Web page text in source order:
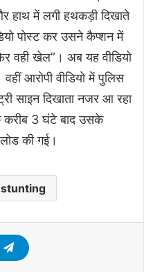
हाथ में लगी हथकड़ी दिखाते
पोस्ट कर उसने कैप्शन में
वही खेल”। अब यह वीडियो
आरोपी वीडियो में पुलिस
साइन दिखाता नजर आ रहा
करीब 3 घंटे बाद उसके
की गई।